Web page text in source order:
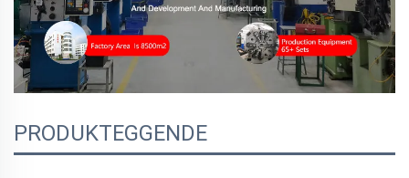
PRODUKTEGGENDE